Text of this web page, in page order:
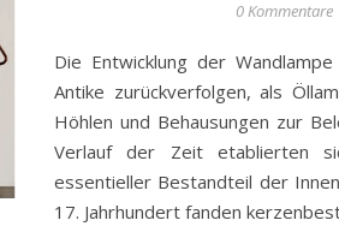
0 Kommentare
Die Entwicklung der
Antike zurückverfolgen, als
Höhlen und Behausungen zur
Verlauf der Zeit etablierten
essentieller Bestandteil der
17. Jahrhundert fanden